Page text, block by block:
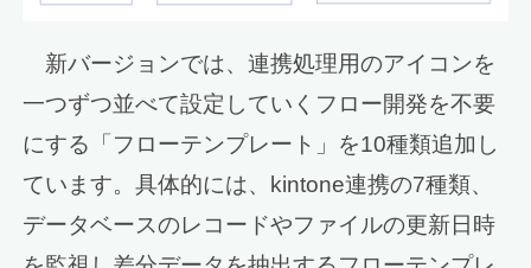
新バージョンでは、連携処理用のアイコンを
一つずつ並べて設定していくフロー開発を不要
にする「フローテンプレート」を10種類追加し
ています。具体的には、kintone連携の7種類、
データベースのレコードやファイルの更新日時